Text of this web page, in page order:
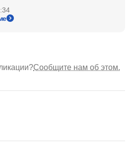
Сообщите нам об этом.